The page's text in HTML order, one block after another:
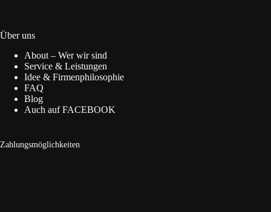
Über uns
About – Wer wir sind
Service & Leistungen
Idee & Firmenphilosophie
FAQ
Blog
Auch auf FACEBOOK
Zahlungsmöglichkeiten